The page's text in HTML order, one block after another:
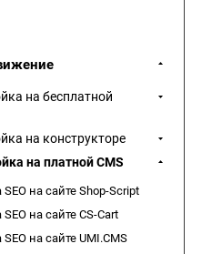
на бесплатной
на конструкторе
на платной CMS
на сайте Shop-Script
на сайте CS-Cart
на сайте UMI.CMS